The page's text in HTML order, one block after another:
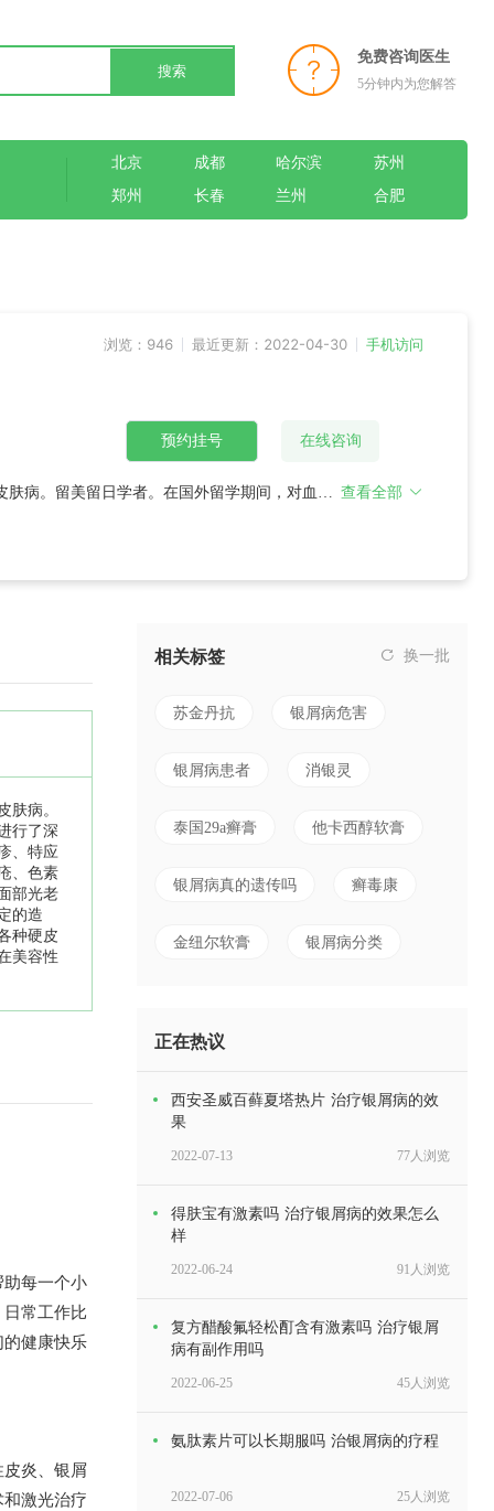
搜索
免费咨询医生
5分钟内为您解答
北京
郑州
成都
长春
哈尔滨
兰州
苏州
合肥
浏览：946 最近更新：2022-04-30 手机访问
病。留美留日学者。在国外留学期间，对血管 查看全部
预约挂号 在线咨询
肤病。
行了深
、特应
、色素
部光老
的造
种硬皮
美容性
每一个小
常工作比
健康快乐
炎、银屑
激光治疗
相关标签 换一批
苏金丹抗 银屑病危害
银屑病患者 消银灵
泰国29a癣膏 他卡西醇软膏
银屑病真的遗传吗 癣毒康
金纽尔软膏 银屑病分类
正在热议
西安圣威百藓夏塔热片 治疗银屑病的效
果
2022-07-13 77人浏览
得肤宝有激素吗 治疗银屑病的效果怎么
样
2022-06-24 91人浏览
复方醋酸氟轻松酊含有激素吗 治疗银屑
病有副作用吗
2022-06-25 45人浏览
氨肽素片可以长期服吗 治银屑病的疗程
2022-07-06 25人浏览